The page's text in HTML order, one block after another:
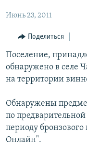
навигации
Вернутся
поиску
ЦХИНВАЛИ
ВЕСЬ КАВКАЗ
СЕВЕРНЫЙ КАВКАЗ
АРМЕНИЯ
ТЕМЫ
ПОЛИТИКА
ОБЩЕСТВО
КУЛЬТУРА
СПОРТ
РУБРИКИ
ГОСТЬ НЕДЕЛИ
ПОЗИЦИЯ
БЛОГИ
ВИДЕО
ФОТО
АУДИО
ПОДКАСТЫ
АРХИВ
ПРИСОЕДИНЯЙТЕСЬ!
Июнь 23, 2011
Поделиться
Поселение,
обнаружено в селе
на территории
Обнаружены
по
периоду бронзового
Онлайн".